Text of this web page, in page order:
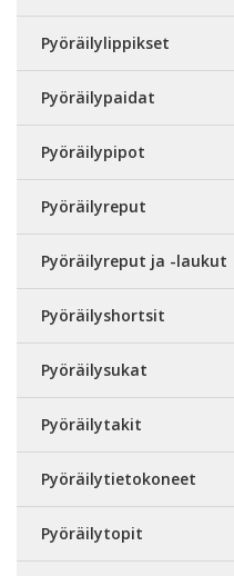
Pyöräilylippikset
Pyöräilypaidat
Pyöräilypipot
Pyöräilyreput
Pyöräilyreput ja -laukut
Pyöräilyshortsit
Pyöräilysukat
Pyöräilytakit
Pyöräilytietokoneet
Pyöräilytopit